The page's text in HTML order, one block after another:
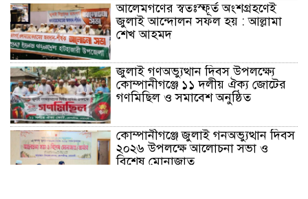
আলেমগণের স্বতঃস্ফূর্ত অংশগ্রহণেই
জুলাই আন্দোলন সফল হয় : আল্লামা
শেখ আহমদ
জুলাই গণঅভ্যুত্থান দিবস উপলক্ষ্যে
কোম্পানীগঞ্জে ১১ দলীয় ঐক্য জোটের
গণমিছিল ও সমাবেশ অনুষ্ঠিত
কোম্পানীগঞ্জে জুলাই গনঅভ্যুত্থান দিবস
২০২৬ উপলক্ষে আলোচনা সভা ও
বিশেষ মোনাজাত